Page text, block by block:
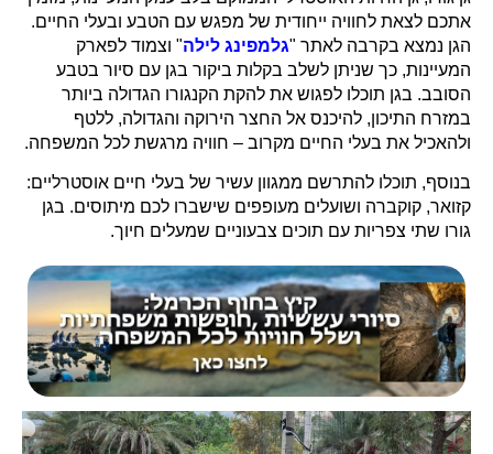
אתכם לצאת לחוויה ייחודית של מפגש עם הטבע ובעלי החיים.
הגן נמצא בקרבה לאתר "גלמפינג לילה" וצמוד לפארק
המעיינות, כך שניתן לשלב בקלות ביקור בגן עם סיור בטבע
הסובב. בגן תוכלו לפגוש את להקת הקנגורו הגדולה ביותר
במזרח התיכון, להיכנס אל החצר הירוקה והגדולה, ללטף
ולהאכיל את בעלי החיים מקרוב – חוויה מרגשת לכל המשפחה.
בנוסף, תוכלו להתרשם ממגוון עשיר של בעלי חיים אוסטרליים:
קזואר, קוקברה ושועלים מעופפים שישברו לכם מיתוסים. בגן
גורו שתי צפריות עם תוכים צבעוניים שמעלים חיוך.